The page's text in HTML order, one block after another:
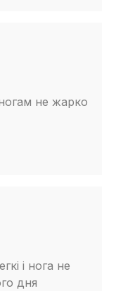
не жарко
і нога не
дня